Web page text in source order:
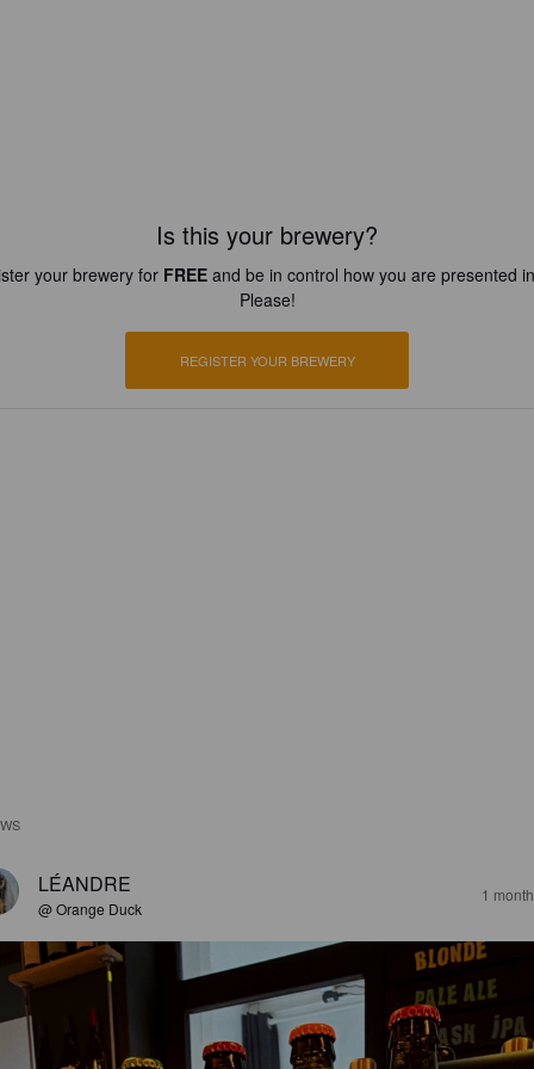
Is this your brewery?
your brewery for FREEand be in control how you are presented
Please!
REGISTER YOUR BREWERY
LÉANDRE
@ Orange Duck
1